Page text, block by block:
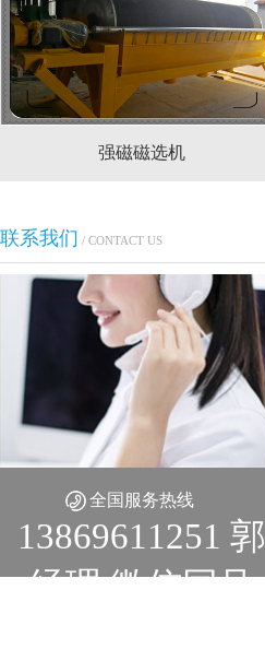
强磁磁选机
联系我们 / CONTACT US
全国服务热线
13869611251 郭
经理 微信同号